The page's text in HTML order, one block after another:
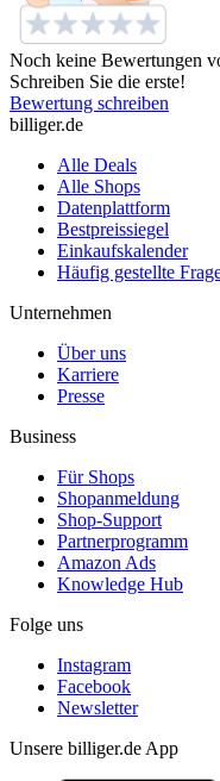
Noch keine Bewertungen
Schreiben Sie die erste!
Bewertung schreiben
billiger.de
Alle Deals
Alle Shops
Datenplattform
Bestpreissiegel
Einkaufskalender
Häufig gestellte
Unternehmen
Über uns
Karriere
Presse
Business
Für Shops
Shopanmeldung
Shop-Support
Partnerprogramm
Amazon Ads
Knowledge Hub
Folge uns
Instagram
Facebook
Newsletter
Unsere billiger.de App